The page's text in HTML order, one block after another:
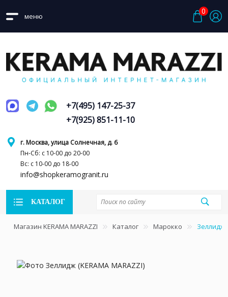
меню
0
г. Москва, улица Солнечная, д. 6
Пн-Сб: с 10-00 до 20-00
Вс: с 10-00 до 18-00
info@shopkeramogranit.ru
+7(495) 147-25-37
+7(925) 851-11-10
КАТАЛОГ
Магазин KERAMA MARAZZI Каталог Марокко Зеллидж